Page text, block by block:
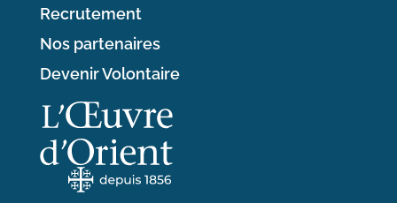
Recrutement
Nos partenaires
Devenir Volontaire